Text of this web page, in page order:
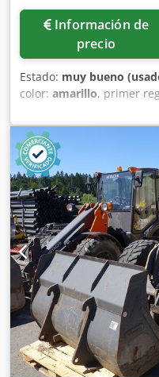
Información de
precio
Estado: muy bueno
color: amarillo, primer
, horas
Equipamiento:cabina,
modelo: 2018 Número de
kg Número de válvulas: 3
muy bueno Estado visual:
Número de serie:
equipamiento = - 3ª
Hex Apyjr - Engrase